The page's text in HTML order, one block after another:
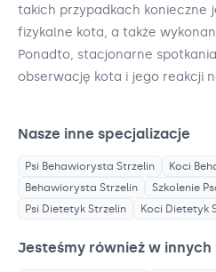
takich przypadkach konieczne
fizykalne kota, a także
Ponadto, stacjonarne
obserwację kota i jego reakcji
Nasze inne specjalizacje
Psi Behawiorysta Strzelin Koci
Behawiorysta Strzelin Szkolenie
Psi Dietetyk Strzelin Koci Dietetyk
Jesteśmy również w innych